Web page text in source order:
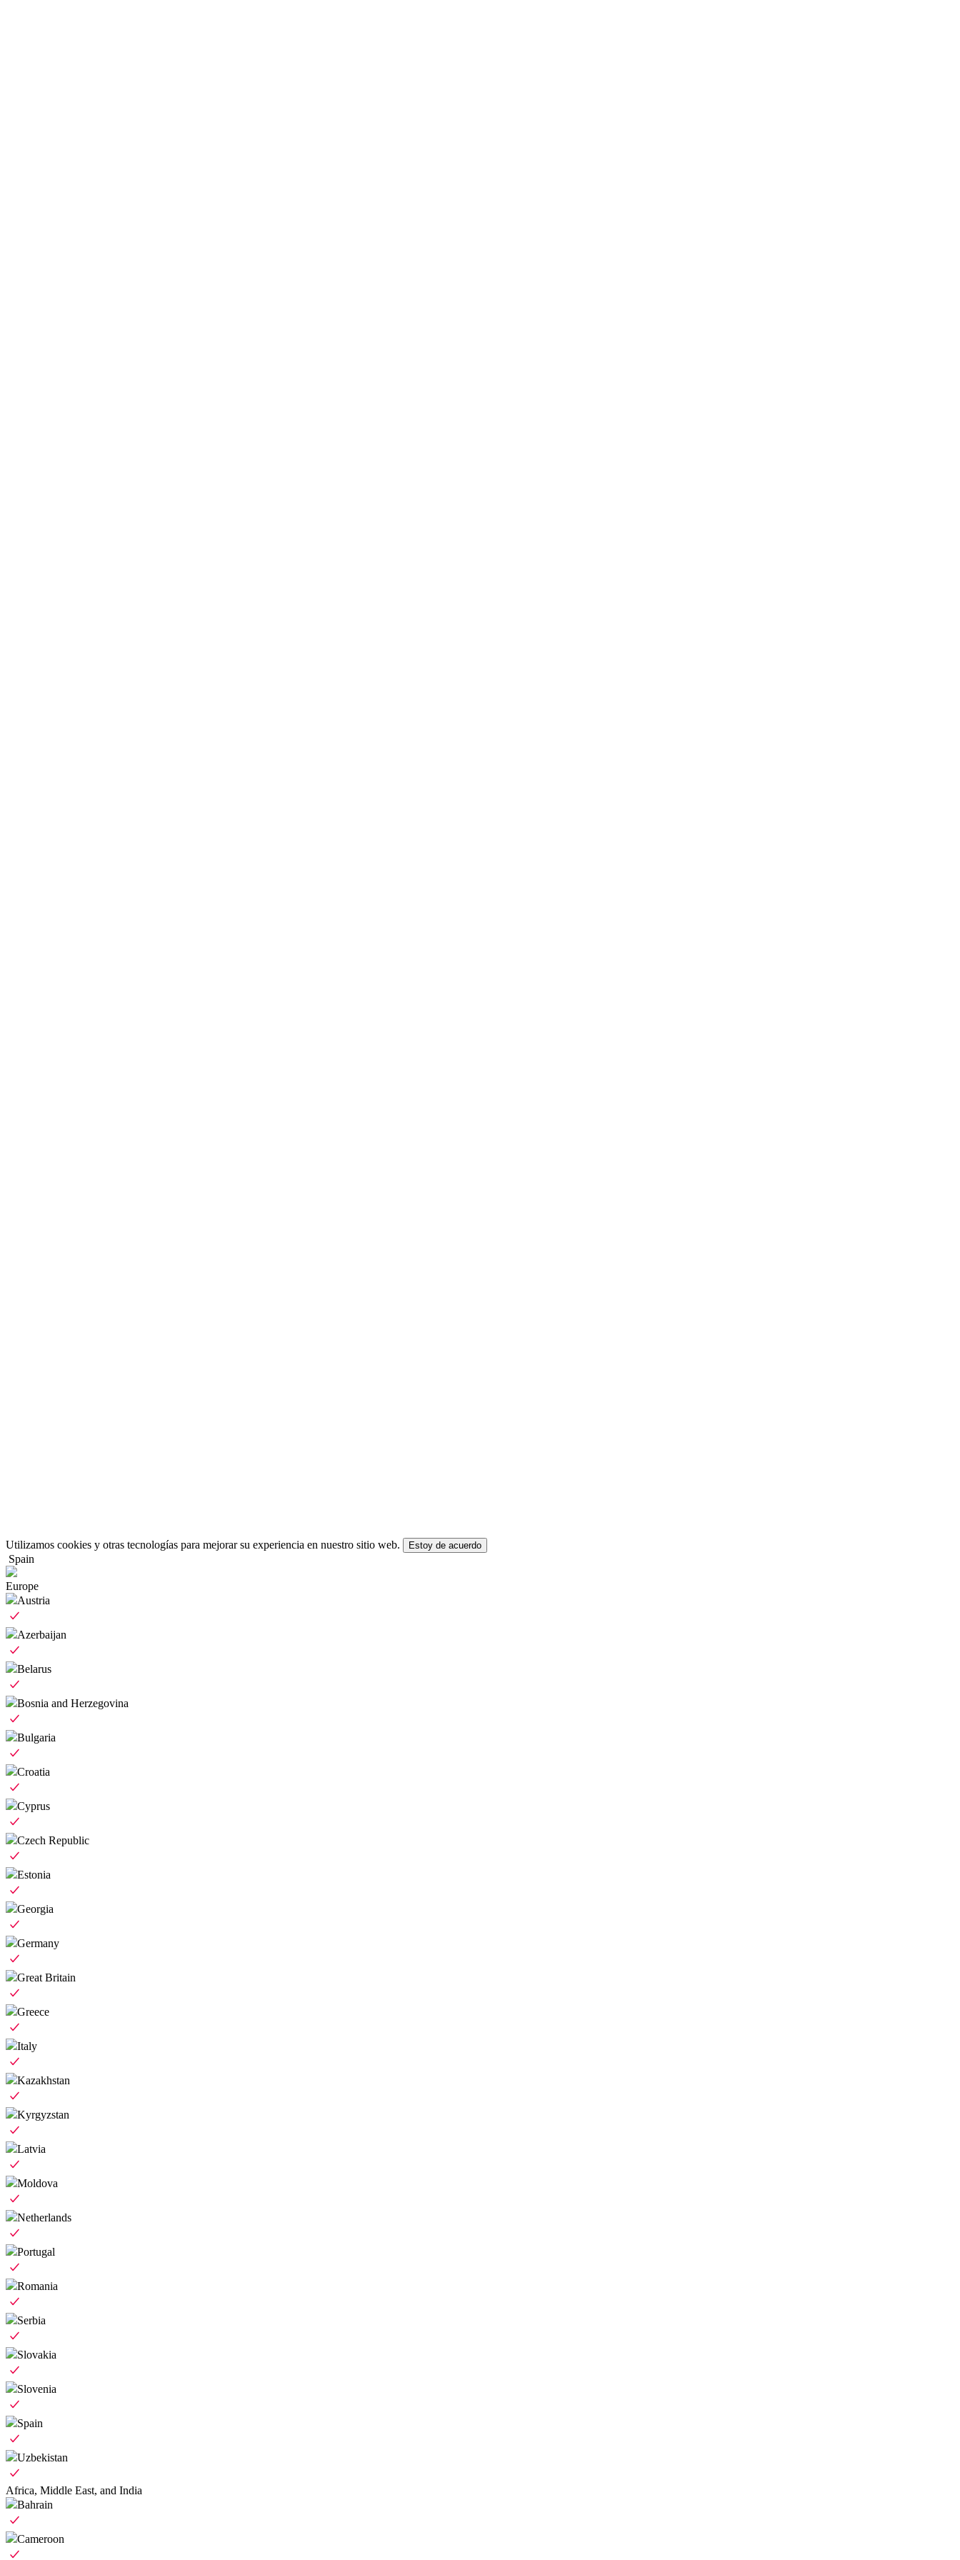
Utilizamos cookies y otras tecnologías para mejorar su experiencia en nuestro sitio web. Estoy de acuerdo
Spain
Europe
Austria
Azerbaijan
Belarus
Bosnia and Herzegovina
Bulgaria
Croatia
Cyprus
Czech Republic
Estonia
Georgia
Germany
Great Britain
Greece
Italy
Kazakhstan
Kyrgyzstan
Latvia
Moldova
Netherlands
Portugal
Romania
Serbia
Slovakia
Slovenia
Spain
Uzbekistan
Africa, Middle East, and India
Bahrain
Cameroon